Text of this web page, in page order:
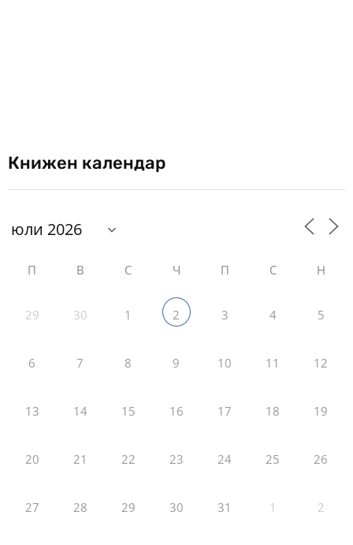
Книжен календар
П В С Ч П С Н
29 30 1 2 3 4 5
6 7 8 9 10 11 12
13 14 15 16 17 18 19
20 21 22 23 24 25 26
27 28 29 30 31 1 2